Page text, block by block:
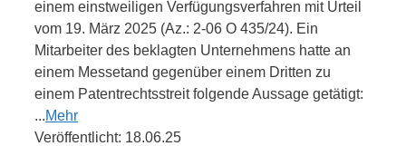
einem einstweiligen Verfügungsverfahren mit Urteil
vom 19. März 2025 (Az.: 2-06 O 435/24). Ein
Mitarbeiter des beklagten Unternehmens hatte an
einem Messetand gegenüber einem Dritten zu
einem Patentrechtsstreit folgende Aussage getätigt:
...Mehr
Veröffentlicht: 18.06.25